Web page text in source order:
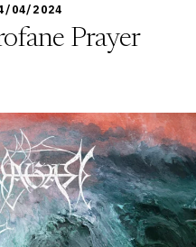
04/2024
Prayer